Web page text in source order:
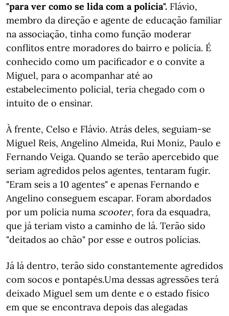
"para ver como se lida com a polícia". Flávio,
membro da direção e agente de educação familiar
na associação, tinha como função moderar
conflitos entre moradores do bairro e polícia. É
conhecido como um pacificador e o convite a
Miguel, para o acompanhar até ao
estabelecimento policial, teria chegado com o
intuito de o ensinar.
À frente, Celso e Flávio. Atrás deles, seguiam-se
Miguel Reis, Angelino Almeida, Rui Moniz, Paulo e
Fernando Veiga. Quando se terão apercebido que
seriam agredidos pelos agentes, tentaram fugir.
"Eram seis a 10 agentes" e apenas Fernando e
Angelino conseguem escapar. Foram abordados
por um polícia numa scooter, fora da esquadra,
que já teriam visto a caminho de lá. Terão sido
"deitados ao chão" por esse e outros polícias.
Já lá dentro, terão sido constantemente agredidos
com socos e pontapés.Uma dessas agressões terá
deixado Miguel sem um dente e o estado físico
em que se encontrava depois das alegadas